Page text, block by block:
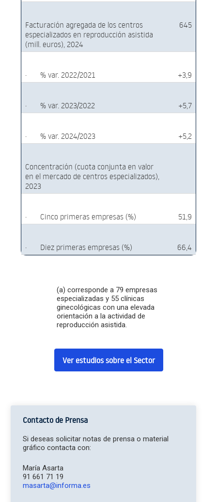
Facturación agregada de los centros
especializados en reproducción asistida
(mill. euros), 2024
645
· % var. 2022/2021 +3,9
· % var. 2023/2022 +5,7
· % var. 2024/2023 +5,2
Concentración (cuota conjunta en valor
en el mercado de centros especializados),
2023
· Cinco primeras empresas (%) 51,9
· Diez primeras empresas (%) 66,4
(a) corresponde a 79 empresas
especializadas y 55 clínicas
ginecológicas con una elevada
orientación a la actividad de
reproducción asistida.
Ver estudios sobre el Sector
Contacto de Prensa
Si deseas solicitar notas de prensa o material
gráfico contacta con:
María Asarta
91 661 71 19
masarta@informa.es